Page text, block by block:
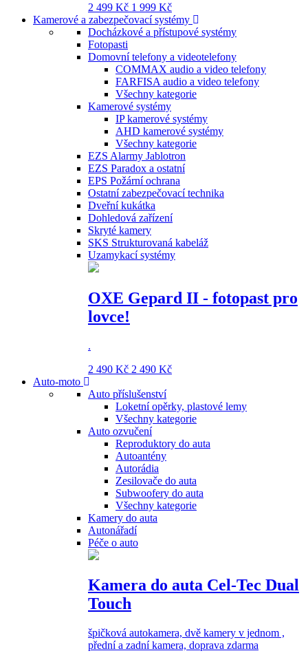
2 499 Kč 1 999 Kč
Kamerové a zabezpečovací systémy
Docházkové a přístupové systémy
Fotopasti
Domovní telefony a videotelefony
COMMAX audio a video telefony
FARFISA audio a video telefony
Všechny kategorie
Kamerové systémy
IP kamerové systémy
AHD kamerové systémy
Všechny kategorie
EZS Alarmy Jablotron
EZS Paradox a ostatní
EPS Požární ochrana
Ostatní zabezpečovací technika
Dveřní kukátka
Dohledová zařízení
Skryté kamery
SKS Strukturovaná kabeláž
Uzamykací systémy
OXE Gepard II - fotopast pro
lovce!
.
2 490 Kč 2 490 Kč
Auto-moto
Auto příslušenství
Loketní opěrky, plastové lemy
Všechny kategorie
Auto ozvučení
Reproduktory do auta
Autoantény
Autorádia
Zesilovače do auta
Subwoofery do auta
Všechny kategorie
Kamery do auta
Autonářadí
Péče o auto
Kamera do auta Cel-Tec Dual
Touch
špičková autokamera, dvě kamery v jednom ,
přední a zadní kamera, doprava zdarma